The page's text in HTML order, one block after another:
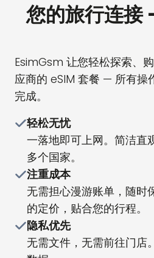
您的旅行连接
EsimGsm 让您轻松探索、
应商的 eSIM 套餐 — 所有操
完成。
轻松无忧
一落地即可上网。简洁直
多个国家。
注重成本
无需担心漫游账单，随时
的定价，贴合您的行程。
隐私优先
无需文件，无需前往门店